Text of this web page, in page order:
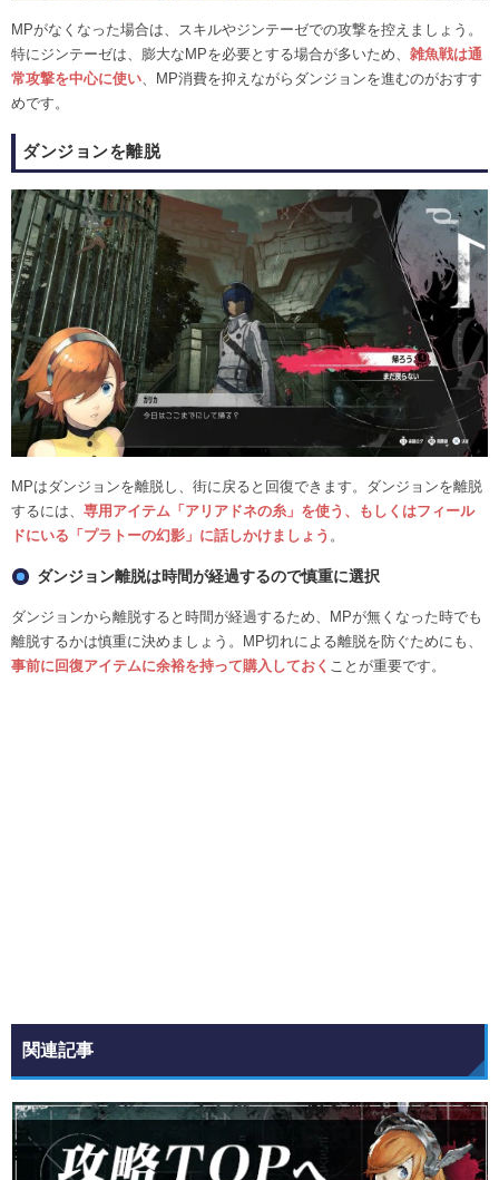
MPがなくなった場合は、スキルやジンテーゼでの攻撃を控えましょう。
特にジンテーゼは、膨大なMPを必要とする場合が多いため、 雑魚戦は通
常攻撃を中心に使い、MP消費を抑えながらダンジョンを進むのがおすす
めです。
ダンジョンを離脱
MPはダンジョンを離脱し、街に戻ると回復できます。ダンジョンを離脱
するには、 専用アイテム「アリアドネの糸」を使う、もしくはフィール
ドにいる「プラトーの幻影」に話しかけましょう 。
ダンジョン離脱は時間が経過するので慎重に選択
ダンジョンから離脱すると時間が経過するため、MPが無くなった時でも
離脱するかは慎重に決めましょう。MP切れによる離脱を防ぐためにも、
事前に回復アイテムに余裕を持って購入しておく ことが重要です。
関連記事